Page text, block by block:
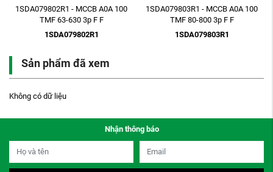
1SDA079802R1 - MCCB A0A 100
TMF 63-630 3p F F
1SDA079802R1
1SDA079803R1 - MCCB A0A 100
TMF 80-800 3p F F
1SDA079803R1
Sản phẩm đã xem
Không có dữ liệu
Nhận thông báo